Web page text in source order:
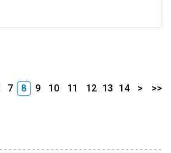
7 8 9 10 11 12 13 14 > >>